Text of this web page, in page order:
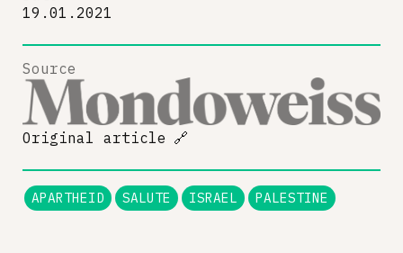
19.01.2021
Source
Original article 🔗
APARTHEID SALUTE ISRAEL PALESTINE